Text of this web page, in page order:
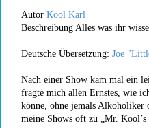
Autor Kool Karl
Beschreibung Alles was ihr
Deutsche Übersetzung: Joe
Nach einer Show kam mal ein
fragte mich allen Ernstes, wie
könne, ohne jemals Alkoholiker
meine Shows oft zu „Mr.